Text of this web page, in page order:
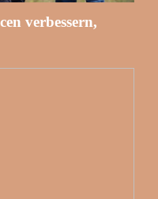
verbessern,